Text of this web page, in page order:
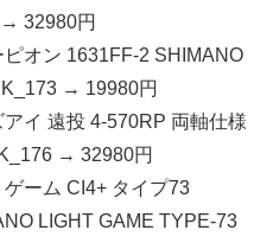
32980円
オン 1631FF-2 SHIMANO
→ 19980円
イ 遠投 4-570RP 両軸仕様
→ 32980円
ーム CI4+ タイプ73
LIGHT GAME TYPE-73